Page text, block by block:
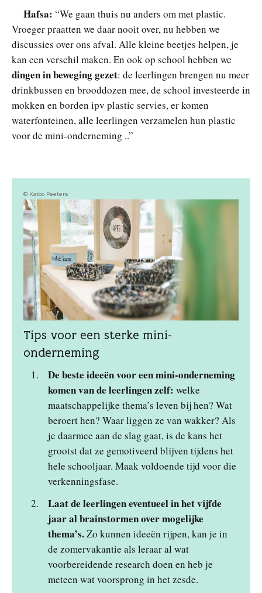
Hafsa: “We gaan thuis nu anders om met plastic.
Vroeger praatten we daar nooit over, nu hebben we
discussies over ons afval. Alle kleine beetjes helpen, je
kan een verschil maken. En ook op school hebben we
dingen in beweging gezet: de leerlingen brengen nu meer
drinkbussen en brooddozen mee, de school investeerde in
mokken en borden ipv plastic servies, er komen
waterfonteinen, alle leerlingen verzamelen hun plastic
voor de mini-onderneming ..”
© Katoo Peeters
Tips voor een sterke mini-
onderneming
De beste ideeën voor een mini-onderneming
komen van de leerlingen zelf: welke
maatschappelijke thema’s leven bij hen? Wat
beroert hen? Waar liggen ze van wakker? Als
je daarmee aan de slag gaat, is de kans het
grootst dat ze gemotiveerd blijven tijdens het
hele schooljaar. Maak voldoende tijd voor die
verkenningsfase.
Laat de leerlingen eventueel in het vijfde
jaar al brainstormen over mogelijke
thema’s.Zo kunnen ideeën rijpen, kan je in
de zomervakantie als leraar al wat
voorbereidende research doen en heb je
meteen wat voorsprong in het zesde.